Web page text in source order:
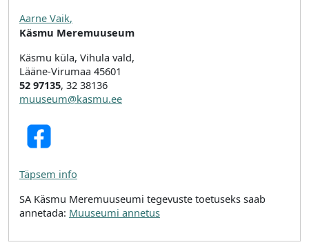
Aarne Vaik,
Käsmu Meremuuseum
Käsmu küla, Vihula vald,
Lääne-Virumaa 45601
52 97135, 32 38136
muuseum@kasmu.ee
Täpsem info
SA Käsmu Meremuuseumi tegevuste toetuseks saab
annetada: Muuseumi annetus